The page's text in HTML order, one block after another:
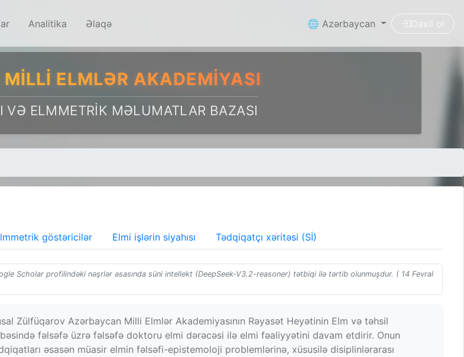
Analitika Əlaqə 🌐 Azərbaycan Daxil ol
ELMLƏR AKADEMIYASI
VƏ ELMMETRIK MƏLUMATLAR BAZASI
göstəricilər Elmi işlərin siyahısı Tədqiqatçı xəritəsi (Sİ)
Scholar profilindəki nəşrlər əsasında süni intellekt (DeepSeek-V3.2-reasoner) tətbiqi ilə tərtib olunmuşdur. ( 14 Fevral
Zülfüqarov Azərbaycan Milli Elmlər Akademiyasının Rəyasət Heyətinin Elm və təhsil
fəlsəfə üzrə fəlsəfə doktoru elmi dərəcəsi ilə elmi fəaliyyətini davam etdirir. Onun
əsasən müasir elmin fəlsəfi-epistemoloji problemlərinə, xüsusilə disiplinlərarası